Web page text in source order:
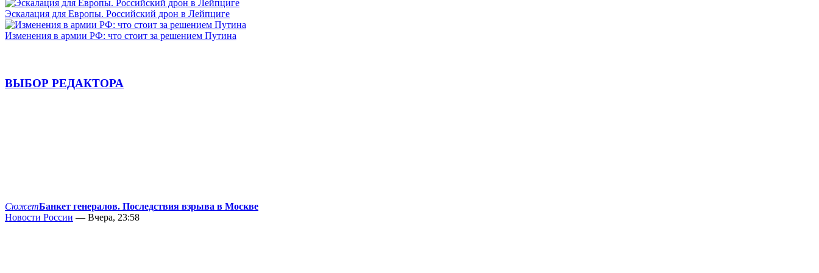
Эскалация для Европы. Российский дрон в Лейпциге
Изменения в армии РФ: что стоит за решением Путина
ВЫБОР РЕДАКТОРА
СюжетБанкет генералов. Последствия взрыва в Москве
Новости России — Вчера, 23:58